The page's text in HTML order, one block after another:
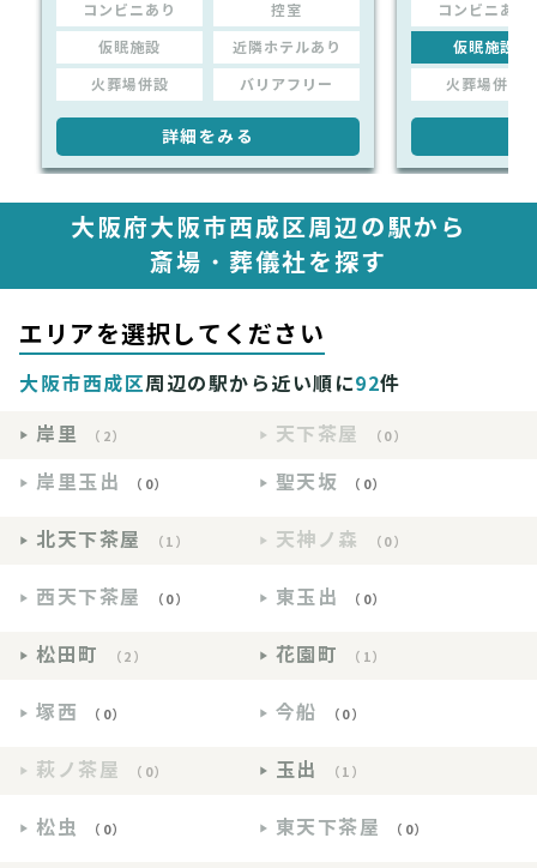
コンビニあり 控室
仮眠施設 近隣ホテルあり
火葬場併設 バリアフリー
詳細をみる
コンビニあり
仮眠施設
火葬場併設
大阪府大阪市西成区周辺の駅から
斎場・葬儀社を探す
エリアを選択してください
大阪市西成区周辺の駅から近い順に92件
岸里
（2） 天下茶屋 （0）
岸里玉出 （0） 聖天坂 （0）
北天下茶屋 （1） 天神ノ森 （0）
西天下茶屋 （0） 東玉出 （0）
松田町 （2） 花園町 （1）
塚西 （0） 今船 （0）
萩ノ茶屋 （0） 玉出 （1）
松虫 （0） 東天下茶屋 （0）